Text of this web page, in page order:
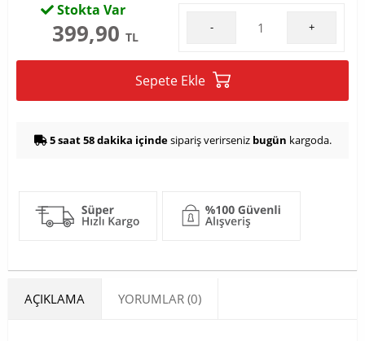
Stokta Var
399,90 TL
- +
Sepete Ekle
5 saat 58 dakika içindesipariş verirseniz bugün kargoda.
AÇIKLAMA YORUMLAR (0)